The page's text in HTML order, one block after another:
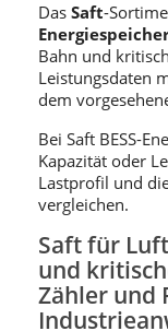
Das Saft-
Bahn und
Leistungsdaten
dem
Bei Saft BESS-
Kapazität oder
Lastprofil und
vergleichen.
Saft für
und
Zähler und